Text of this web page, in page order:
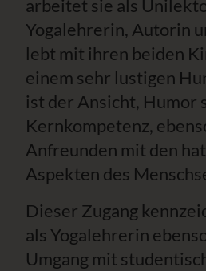
arbeitet sie als
Yogalehrerin, Autorin
lebt mit ihren beiden
einem sehr lustigen
ist der Ansicht, Humor
Kernkompetenz,
Anfreunden mit den
Aspekten des
Dieser Zugang
als Yogalehrerin
Umgang mit